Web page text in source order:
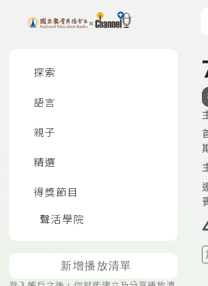
上方功能區塊
探索
語言
親子
精選
得獎節目
聲活學院
新增播放清單